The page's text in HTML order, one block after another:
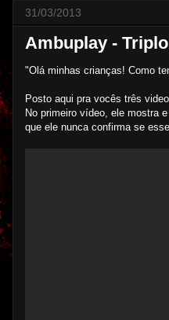
31/03/2013
Ambuplay -
"Olá minhas crianças! Como
Posto aqui pra vocês três
No primeiro vídeo, ele mostra
que ele nunca confirma se